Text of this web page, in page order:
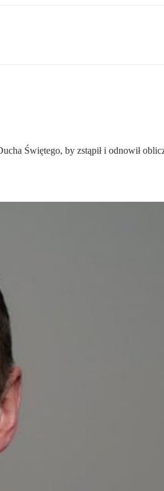
Świętego, by zstąpił i odnowił